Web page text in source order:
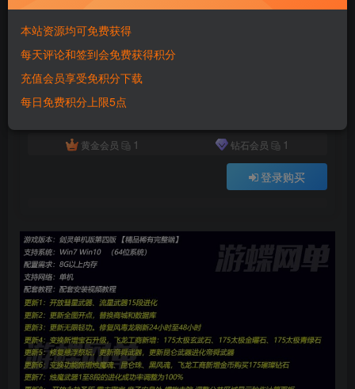
0 9359 641
此内容为付费资源，请付费后查看
黄金会员
1 钻石会员 1
登录购买
付费资源
本站资源均可免费获得
每天评论和签到会免费获得积分
充值会员享受免积分下载
每日免费积分上限5点